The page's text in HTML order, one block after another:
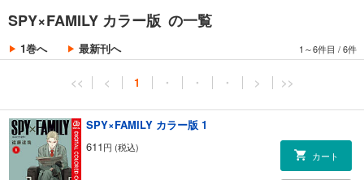
SPY×FAMILY カラー版 の一覧
1巻へ 最新刊へ 1～6件目 /6件
<< < 1 ・ ・ ・ > >>
SPY×FAMILY カラー版 1
611円 (税込)
カート